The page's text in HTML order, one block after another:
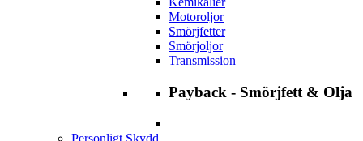
Motoroljor
Smörjfetter
Smörjoljor
Transmission
Payback - Smörjfett & Olja
Personligt Skydd